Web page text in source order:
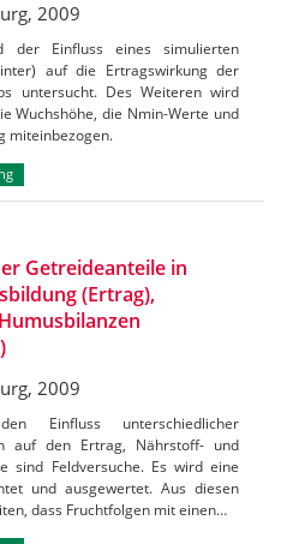
2009
der Einfluss eines simulierten
auf die Ertragswirkung der
untersucht. Des Weiteren wird
Wuchshöhe, die Nmin-Werte und
miteinbezogen.
Getreideanteile in
(Ertrag),
2009
Einfluss unterschiedlicher
auf den Ertrag, Nährstoff- und
sind Feldversuche. Es wird eine
und ausgewertet. Aus diesen
dass Fruchtfolgen mit einen…